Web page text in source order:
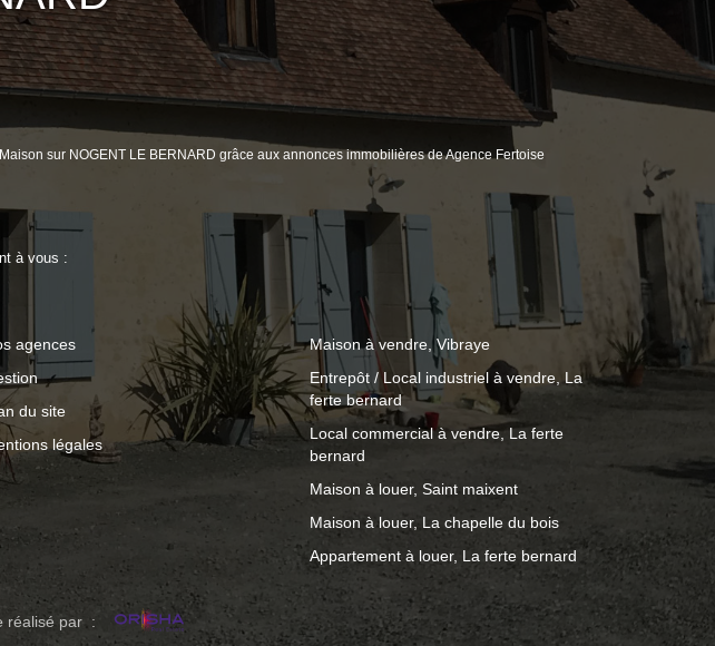
sur NOGENT LE BERNARD grâce aux annonces immobilières de Agence Fertoise
à vous :
agences
du site
légales
Maison à vendre, Vibraye
Entrepôt / Local industriel à vendre, La
ferte bernard
Local commercial à vendre, La ferte
bernard
Maison à louer, Saint maixent
Maison à louer, La chapelle du bois
Appartement à louer, La ferte bernard
réalisé par :